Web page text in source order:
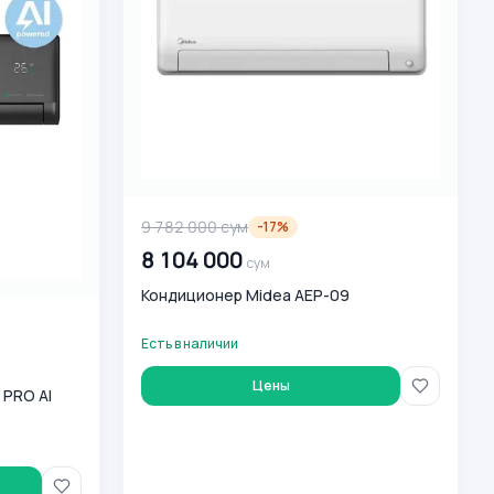
AI
9 782 000сум -17%
8 104 000 сум
Кондиционер Midea AEP-09
Есть в наличии
Цены